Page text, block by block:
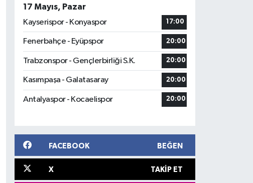
17 Mayıs, Pazar
Kayserispor - Konyaspor
17:00
Fenerbahçe - Eyüpspor 20:00
Trabzonspor - Gençlerbirliği S.K. 20:00
Kasımpaşa - Galatasaray 20:00
Antalyaspor - Kocaelispor 20:00
FACEBOOK BEĞEN
X TAKIP ET